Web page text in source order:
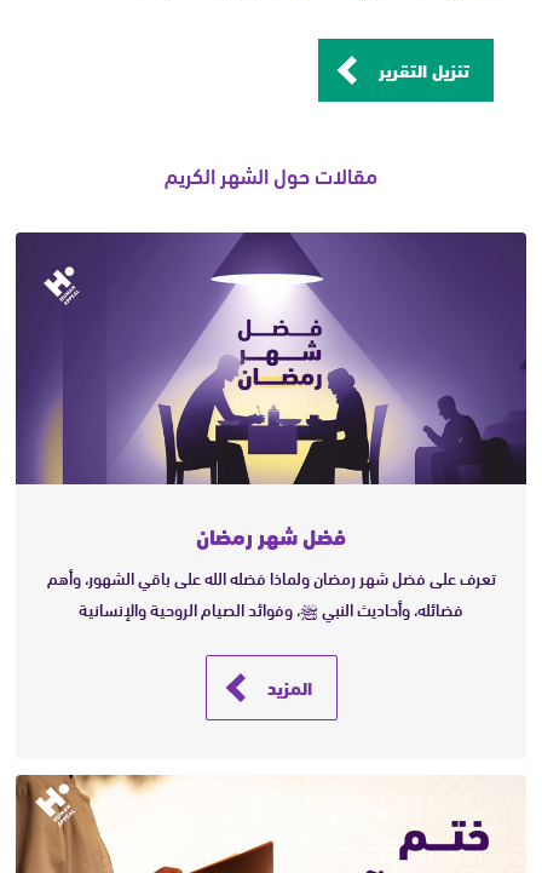
تنزيل التقرير
مقالات حول الشهر الكريم
فضل شهر رمضان
تعرف على فضل شهر رمضان ولماذا فضله الله على باقي الشهور، وأهم
فضائله، وأحاديث النبي ﷺ، وفوائد الصيام الروحية والإنسانية
المزيد